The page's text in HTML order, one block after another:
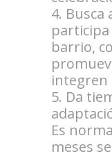
Busca
participa
barrio,
integren
Da
Es
meses